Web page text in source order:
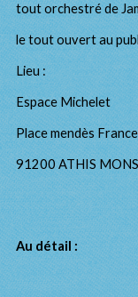
tout orchestré de
le tout ouvert au
Lieu :
Espace Michelet
Place mendès France
91200 ATHIS MONS
Au détail :